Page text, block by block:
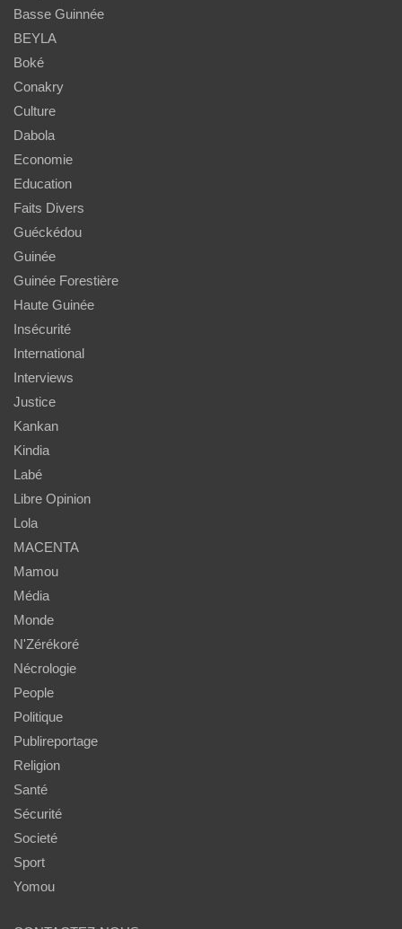
Basse Guinnée
BEYLA
Boké
Conakry
Culture
Dabola
Economie
Education
Faits Divers
Guéckédou
Guinée
Guinée Forestière
Haute Guinée
Insécurité
International
Interviews
Justice
Kankan
Kindia
Labé
Libre Opinion
Lola
MACENTA
Mamou
Média
Monde
N'Zérékoré
Nécrologie
People
Politique
Publireportage
Religion
Santé
Sécurité
Societé
Sport
Yomou